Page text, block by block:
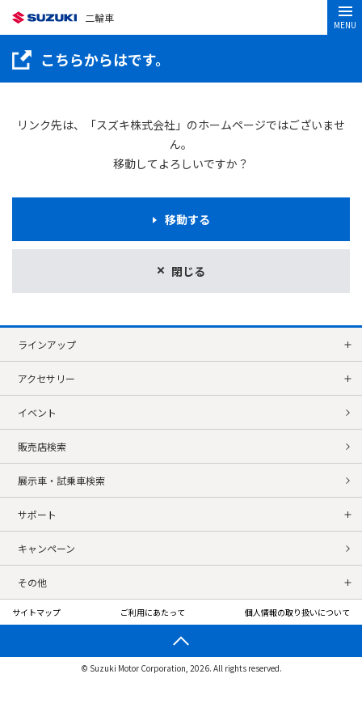
二輪車
MENU
こちらからはです。
リンク先は、「スズキ株式会社」のホームページではございませ
ん。
移動してよろしいですか？
閉じる
移動する
ラインアップ
アクセサリー
イベント
販売店検索
展示車・試乗車検索
サポート
キャンペーン
その他
サイトマップ ご利用にあたって 個人情報の取り扱いについて
© Suzuki Motor Corporation, 2026. All rights reserved.